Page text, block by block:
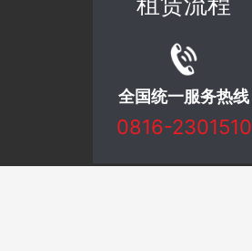
全国统一服务热线
0816-2301510